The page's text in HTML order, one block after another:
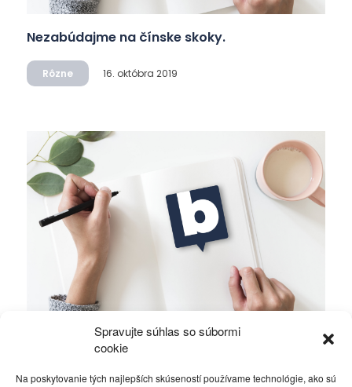
Spravujte súhlas so súbormi
cookie
Na poskytovanie tých najlepších skúseností používame technológie, ako sú
Nezabúdajme na čínske skoky.
Rôzne 16. októbra 2019
FED má voľnú len jedinú cestu – krízu.
Rôzne 16. októbra 2019